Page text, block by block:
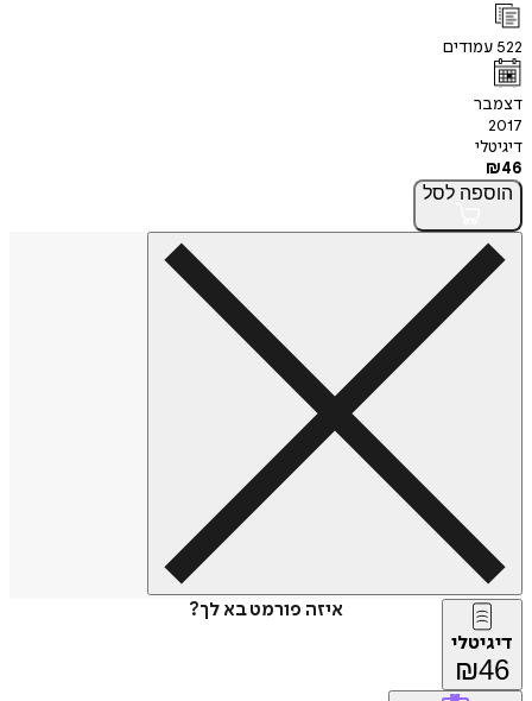
522 עמודים
דצמבר
2017
דיגיטלי
₪46
הוספה לסל
איזה פורמט בא לך?
דיגיטלי
₪46